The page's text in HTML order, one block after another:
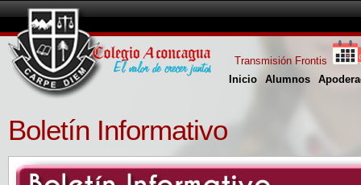
Inicio Alumnos
Transmisión Frontis
Boletín Informativo